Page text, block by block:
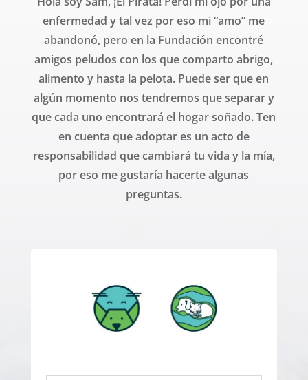
enfermedad y tal vez por eso mi “amo” me
abandonó, pero en la Fundación encontré
amigos peludos con los que comparto abrigo,
alimento y hasta la pelota. Puede ser que en
algún momento nos tendremos que separar y
que cada uno encontrará el hogar soñado. Ten
en cuenta que adoptar es un acto de
responsabilidad que cambiará tu vida y la mía,
por eso me gustaría hacerte algunas
preguntas.